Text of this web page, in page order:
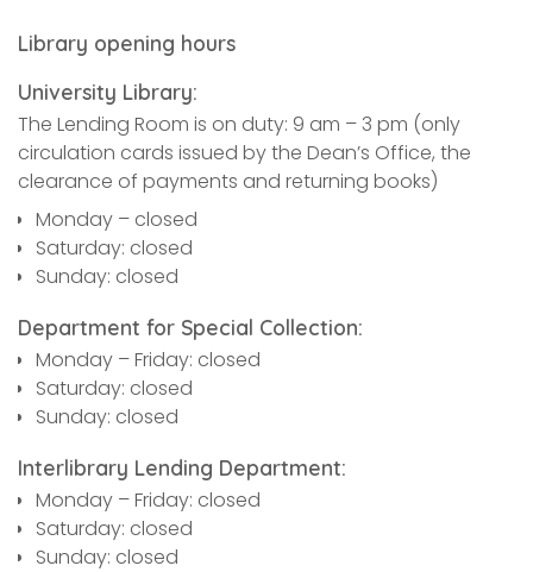
Library opening hours
University Library:
The Lending Room is on duty: 9 am – 3 pm (only
circulation cards issued by the Dean’s Office, the
clearance of payments and returning books)
Monday – closed
Saturday: closed
Sunday: closed
Department for Special Collection:
Monday – Friday: closed
Saturday: closed
Sunday: closed
Interlibrary Lending Department:
Monday – Friday: closed
Saturday: closed
Sunday: closed